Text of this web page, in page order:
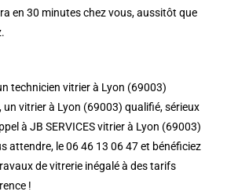
en 30 minutes chez vous, aussitôt que
technicien vitrier à Lyon (69003)
un vitrier à Lyon (69003) qualifié, sérieux
à JB SERVICES vitrier à Lyon (69003)
attendre, le 06 46 13 06 47 et bénéficiez
de vitrerie inégalé à des tarifs
!